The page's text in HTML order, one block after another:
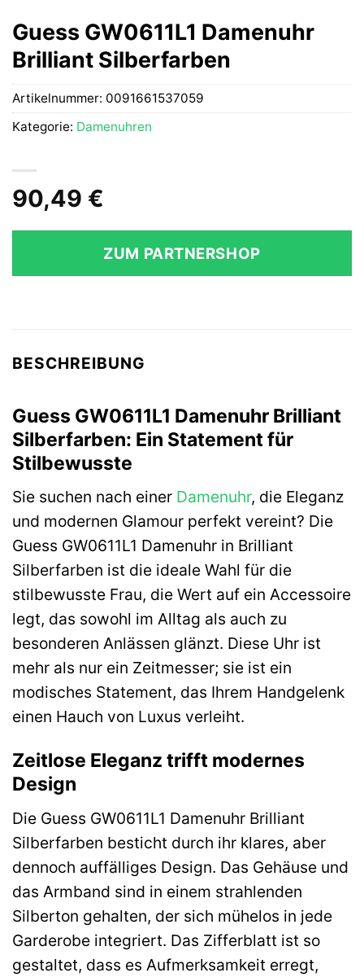
Guess GW0611L1 Damenuhr
Brilliant Silberfarben
90,49 €
ZUM PARTNERSHOP
Artikelnummer: 0091661537059
Kategorie: Damenuhren
BESCHREIBUNG
Guess GW0611L1 Damenuhr Brilliant
Silberfarben: Ein Statement für
Stilbewusste
Sie suchen nach einer Damenuhr, die Eleganz
und modernen Glamour perfekt vereint? Die
Guess GW0611L1 Damenuhr in Brilliant
Silberfarben ist die ideale Wahl für die
stilbewusste Frau, die Wert auf ein Accessoire
legt, das sowohl im Alltag als auch zu
besonderen Anlässen glänzt. Diese Uhr ist
mehr als nur ein Zeitmesser; sie ist ein
modisches Statement, das Ihrem Handgelenk
einen Hauch von Luxus verleiht.
Zeitlose Eleganz trifft modernes
Design
Die Guess GW0611L1 Damenuhr Brilliant
Silberfarben besticht durch ihr klares, aber
dennoch auffälliges Design. Das Gehäuse und
das Armband sind in einem strahlenden
Silberton gehalten, der sich mühelos in jede
Garderobe integriert. Das Zifferblatt ist so
gestaltet, dass es Aufmerksamkeit erregt,